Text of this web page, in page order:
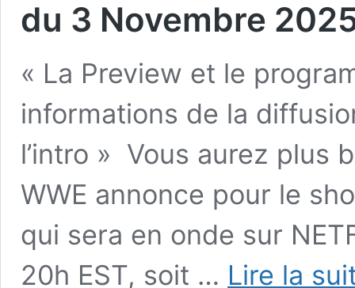
du 3 Novembre
« La Preview et le
informations de la
l’intro » Vous aurez plus
WWE annonce pour le
qui sera en onde sur
20h EST, soit … Lire la